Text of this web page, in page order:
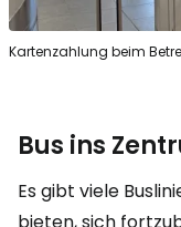
Kartenzahlung beim
Bus ins
Es gibt viele
bieten, sich